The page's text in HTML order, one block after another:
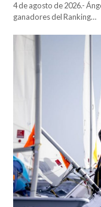
4 de agosto de 2026.-
ganadores del Ranking…